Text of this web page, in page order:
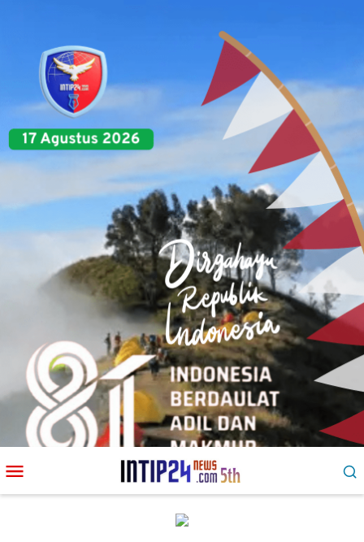
ke
kontenMobile